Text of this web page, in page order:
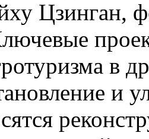
Цзинган,
в
и